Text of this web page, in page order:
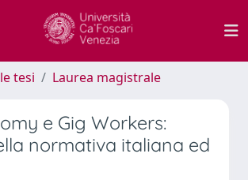
tesi Laurea magistrale
e Gig Workers:
normativa italiana ed